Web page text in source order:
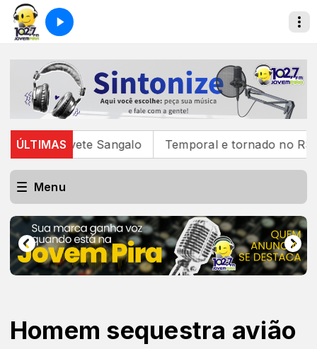
ÚLTIMAS
Ivete Sangalo Temporal e tornado no RS
Menu
Homem sequestra avião